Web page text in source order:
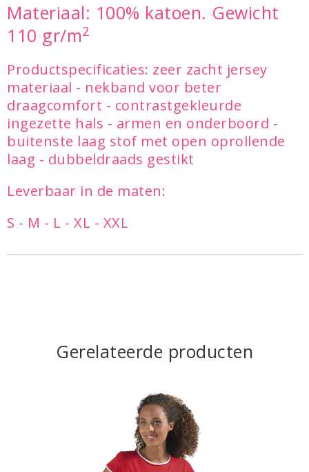
Materiaal: 100% katoen. Gewicht
110 gr/m2
Productspecificaties: zeer zacht jersey
materiaal - nekband voor beter
draagcomfort - contrastgekleurde
ingezette hals - armen en onderboord -
buitenste laag stof met open oprollende
laag - dubbeldraads gestikt
Leverbaar in de maten:
S - M - L - XL - XXL
Gerelateerde producten